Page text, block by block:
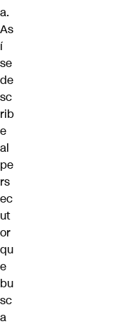
a.
As
í
se
de
sc
rib
e
al
pe
rs
ec
ut
or
qu
e
bu
sc
a